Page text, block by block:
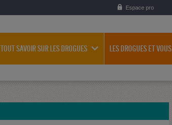
Espace pro
TOUT SAVOIR SUR LES DROGUES LES DROGUES ET VOUS